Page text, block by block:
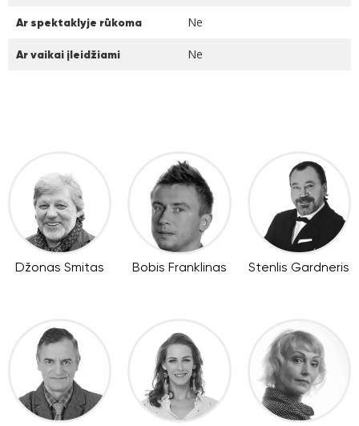
Ar spektaklyje rūkoma Ne
Ar vaikai įleidžiami Ne
Džonas Smitas Bobis Franklinas Stenlis Gardneris